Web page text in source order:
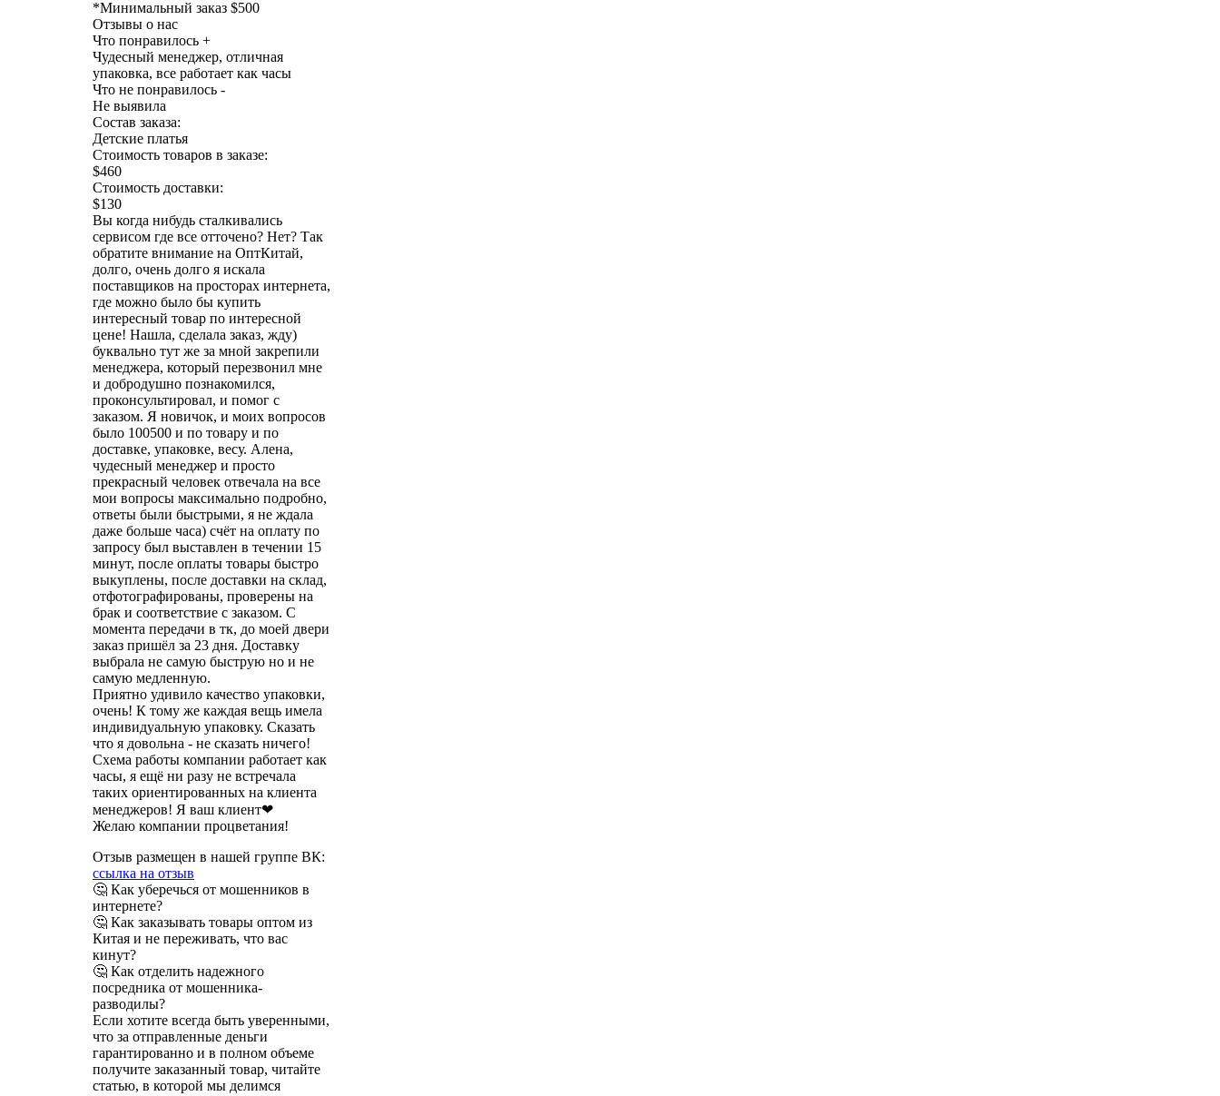
*Минимальный заказ $500
Отзывы о нас
Что понравилось +
Чудесный менеджер, отличная
упаковка, все работает как часы
Что не понравилось -
Не выявила
Состав заказа:
Детские платья
Стоимость товаров в заказе:
$460
Стоимость доставки:
$130
Вы когда нибудь сталкивались
сервисом где все отточено? Нет? Так
обратите внимание на ОптКитай,
долго, очень долго я искала
поставщиков на просторах интернета,
где можно было бы купить
интересный товар по интересной
цене! Нашла, сделала заказ, жду)
буквально тут же за мной закрепили
менеджера, который перезвонил мне
и добродушно познакомился,
проконсультировал, и помог с
заказом. Я новичок, и моих вопросов
было 100500 и по товару и по
доставке, упаковке, весу. Алена,
чудесный менеджер и просто
прекрасный человек отвечала на все
мои вопросы максимально подробно,
ответы были быстрыми, я не ждала
даже больше часа) счёт на оплату по
запросу был выставлен в течении 15
минут, после оплаты товары быстро
выкуплены, после доставки на склад,
отфотографированы, проверены на
брак и соответствие с заказом. С
момента передачи в тк, до моей двери
заказ пришёл за 23 дня. Доставку
выбрала не самую быструю но и не
самую медленную.
Приятно удивило качество упаковки,
очень! К тому же каждая вещь имела
индивидуальную упаковку. Сказать
что я довольна - не сказать ничего!
Схема работы компании работает как
часы, я ещё ни разу не встречала
таких ориентированных на клиента
менеджеров! Я ваш клиент❤
Желаю компании процветания!
Отзыв размещен в нашей группе ВК:
ссылка на отзыв
🤔 Как уберечься от мошенников в
интернете?
🤔 Как заказывать товары оптом из
Китая и не переживать, что вас
кинут?
🤔 Как отделить надежного
посредника от мошенника-
разводилы?
Если хотите всегда быть уверенными,
что за отправленные деньги
гарантированно и в полном объеме
получите заказанный товар, читайте
статью, в которой мы делимся